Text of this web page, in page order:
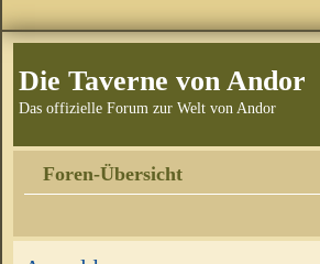
Die Taverne von Andor
Das offizielle Forum zur Welt von Andor
Foren-Übersicht